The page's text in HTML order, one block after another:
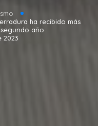
ha recibido más
segundo año
2023